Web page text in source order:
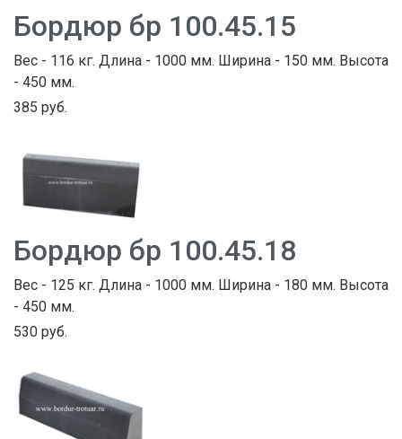
Бордюр бр 100.45.15
Вес - 116 кг. Длина - 1000 мм. Ширина - 150 мм. Высота
- 450 мм.
385 руб.
Бордюр бр 100.45.18
Вес - 125 кг. Длина - 1000 мм. Ширина - 180 мм. Высота
- 450 мм.
530 руб.